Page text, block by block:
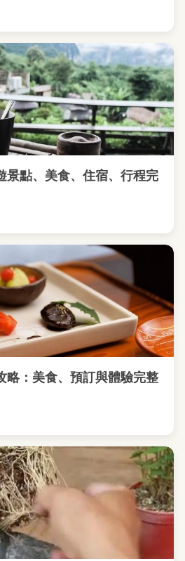
景點、美食、住宿、行程完
略：美食、預訂與體驗完整